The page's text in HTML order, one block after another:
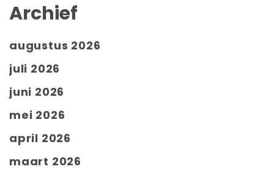
Archief
augustus 2026
juli 2026
juni 2026
mei 2026
april 2026
maart 2026